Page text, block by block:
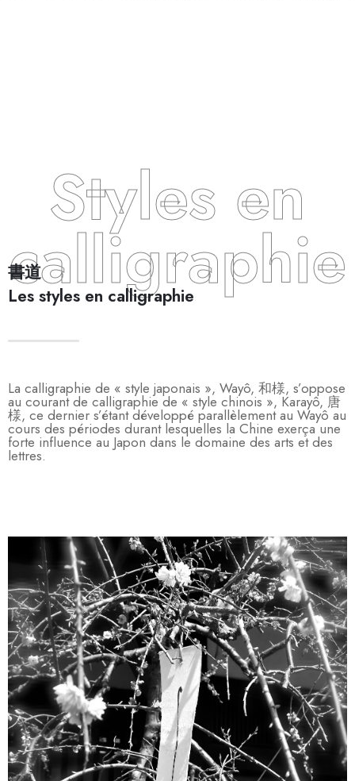
書道
Les styles en calligraphie
La calligraphie de « style japonais », Wayô, 和様, s’oppose
au courant de calligraphie de « style chinois », Karayô, 唐
様, ce dernier s’étant développé parallèlement au Wayô au
cours des périodes durant lesquelles la Chine exerça une
forte influence au Japon dans le domaine des arts et des
lettres.
Styles en
calligraphie